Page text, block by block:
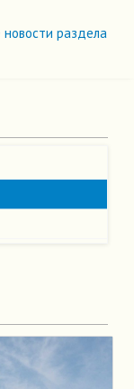
новости раздела